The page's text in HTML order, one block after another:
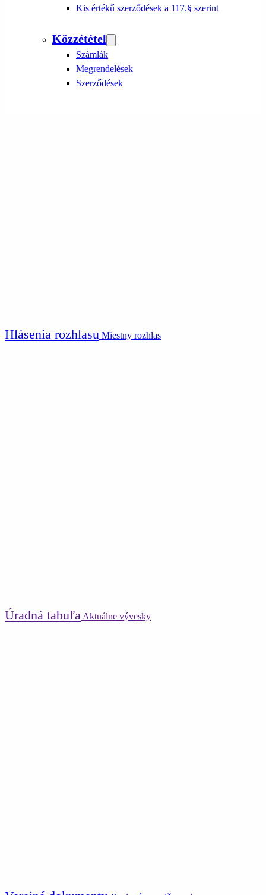
Kis értékű szerződések a 117.§ szerint
Közzététel
Számlák
Megrendelések
Szerződések
Hlásenia rozhlasu Miestny rozhlas
Úradná tabuľa Aktuálne vývesky